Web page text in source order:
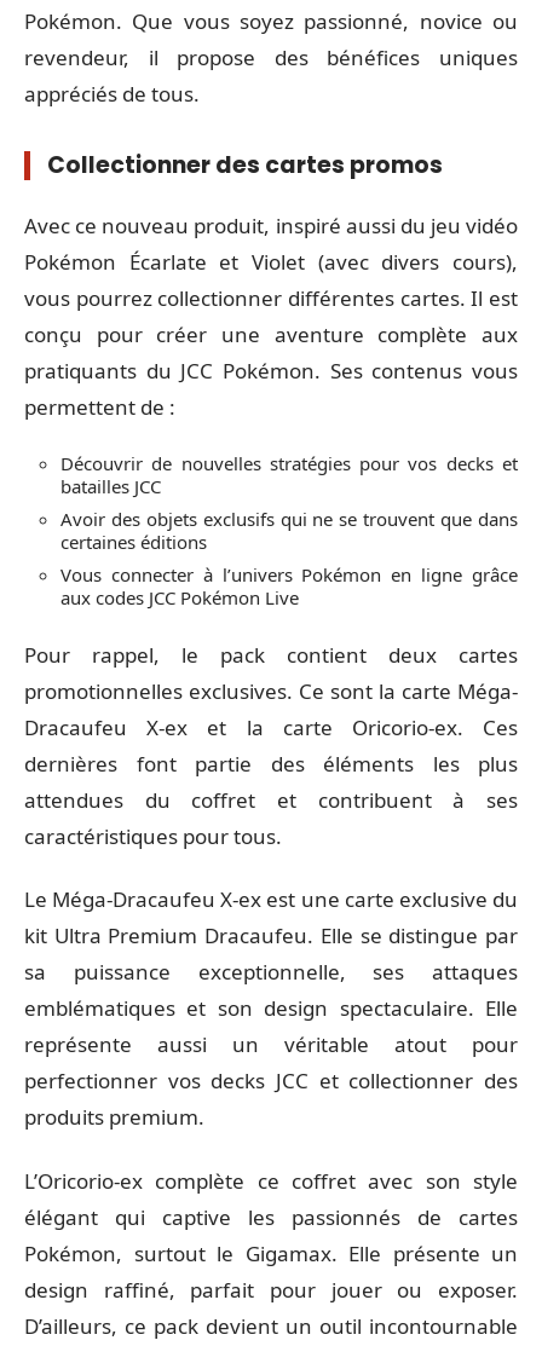
Pokémon. Que vous soyez passionné, novice ou
revendeur, il propose des bénéfices uniques
appréciés de tous.
Collectionner des cartes promos
Avec ce nouveau produit, inspiré aussi du jeu vidéo
Pokémon Écarlate et Violet (avec divers cours),
vous pourrez collectionner différentes cartes. Il est
conçu pour créer une aventure complète aux
pratiquants du JCC Pokémon. Ses contenus vous
permettent de :
Découvrir de nouvelles stratégies pour vos decks et
batailles JCC
Avoir des objets exclusifs qui ne se trouvent que dans
certaines éditions
Vous connecter à l’univers Pokémon en ligne grâce
aux codes JCC Pokémon Live
Pour rappel, le pack contient deux cartes
promotionnelles exclusives. Ce sont la carte Méga-
Dracaufeu X-ex et la carte Oricorio-ex. Ces
dernières font partie des éléments les plus
attendues du coffret et contribuent à ses
caractéristiques pour tous.
Le Méga-Dracaufeu X-ex est une carte exclusive du
kit Ultra Premium Dracaufeu. Elle se distingue par
sa puissance exceptionnelle, ses attaques
emblématiques et son design spectaculaire. Elle
représente aussi un véritable atout pour
perfectionner vos decks JCC et collectionner des
produits premium.
L’Oricorio-ex complète ce coffret avec son style
élégant qui captive les passionnés de cartes
Pokémon, surtout le Gigamax. Elle présente un
design raffiné, parfait pour jouer ou exposer.
D’ailleurs, ce pack devient un outil incontournable